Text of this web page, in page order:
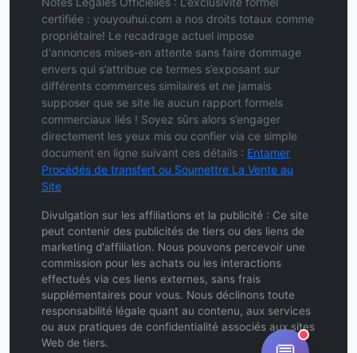
certifiée : youyouhui.com a nos droits totaux comme
propriétaire! Le recadrage actuel impose
d'annonces mises-en attente sans faire dommage
envers qui s’attribue ce termes s’exposant sur
différents commerces similaires et ne jamais
supposer que se site lie aucun rapport formels
commerciaux liés ! Soyez sûrs alors s’engager
directement les yeux mis ou confier via ce simple
document en ligne suivant ces détails : Entamer
Procédés de transfert ou Soumettre La Vente au
Site
Divulgation sur les affiliations et la publicité : Ce site
peut contenir des publicités de tiers ou des liens de
marketing d'affiliation. Nous pouvons percevoir une
commission pour les achats ou les interactions
effectués via ces liens externes, sans frais
supplémentaires pour vous. Nous déclinons toute
responsabilité légale quant au contenu, aux services
ou aux pratiques de confidentialité associés aux sites
Web de tiers.